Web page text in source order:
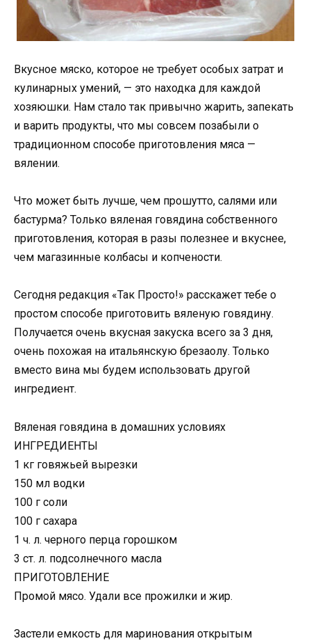
Вкусное мяско, которое не требует особых затрат и
кулинарных умений, — это находка для каждой
хозяюшки. Нам стало так привычно жарить, запекать
и варить продукты, что мы совсем позабыли о
традиционном способе приготовления мяса —
вялении.
Что может быть лучше, чем прошутто, салями или
бастурма? Только вяленая говядина собственного
приготовления, которая в разы полезнее и вкуснее,
чем магазинные колбасы и копчености.
Сегодня редакция «Так Просто!» расскажет тебе о
простом способе приготовить вяленую говядину.
Получается очень вкусная закуска всего за 3 дня,
очень похожая на итальянскую брезаолу. Только
вместо вина мы будем использовать другой
ингредиент.
Вяленая говядина в домашних условиях
ИНГРЕДИЕНТЫ
1 кг говяжьей вырезки
150 мл водки
100 г соли
100 г сахара
1 ч. л. черного перца горошком
3 ст. л. подсолнечного масла
ПРИГОТОВЛЕНИЕ
Промой мясо. Удали все прожилки и жир.
Застели емкость для маринования открытым